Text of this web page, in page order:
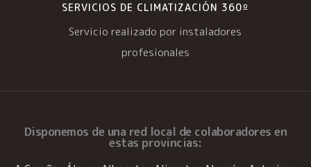
SERVICIOS DE CLIMATIZACIÓN 360º
Servicio realizado por instaladores
profesionales
Disponemos de una red local de colaboradores en
estas provincias: